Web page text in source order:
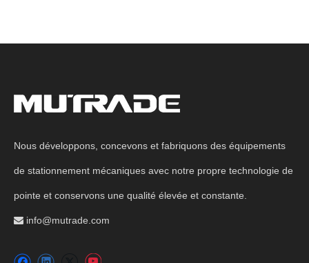
Nous développons, concevons et fabriquons des équipements
de stationnement mécaniques avec notre propre technologie de
pointe et conservons une qualité élevée et constante.
 info@mutrade.com